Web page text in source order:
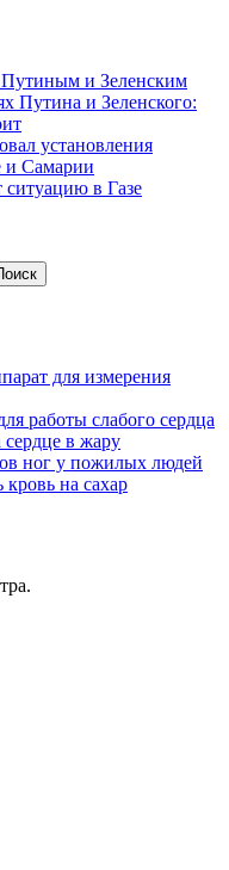
и Зеленским
Путина и Зеленского:
установления
и Самарии
ситуацию в Газе
для измерения
работы слабого сердца
сердце в жару
ног у пожилых людей
на сахар